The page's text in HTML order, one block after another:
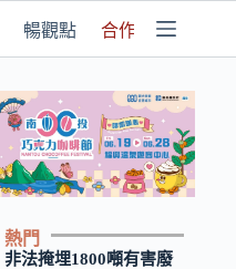
暢觀點 合作媒體
熱門
非法掩埋1800噸有害廢